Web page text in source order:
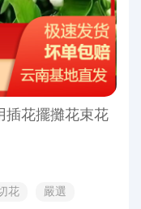
插花擺攤花束花
花
嚴選